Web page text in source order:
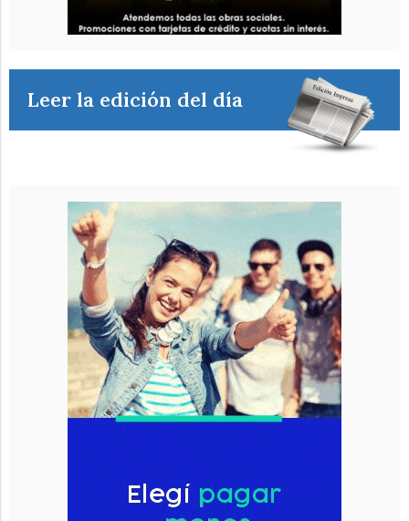
Leer la edición del día